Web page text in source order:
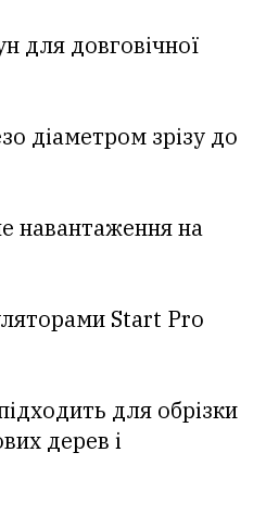
для довговічної
діаметром зрізу до
навантаження на
Start Pro
для обрізки
дерев і